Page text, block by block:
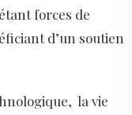
forces de
d’un soutien
la vie